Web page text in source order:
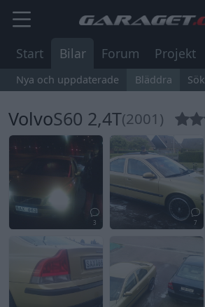
Start Bilar Forum Projekt
Nya och uppdaterade Bläddra Sök
VolvoS60 2,4T(2001)
3 7